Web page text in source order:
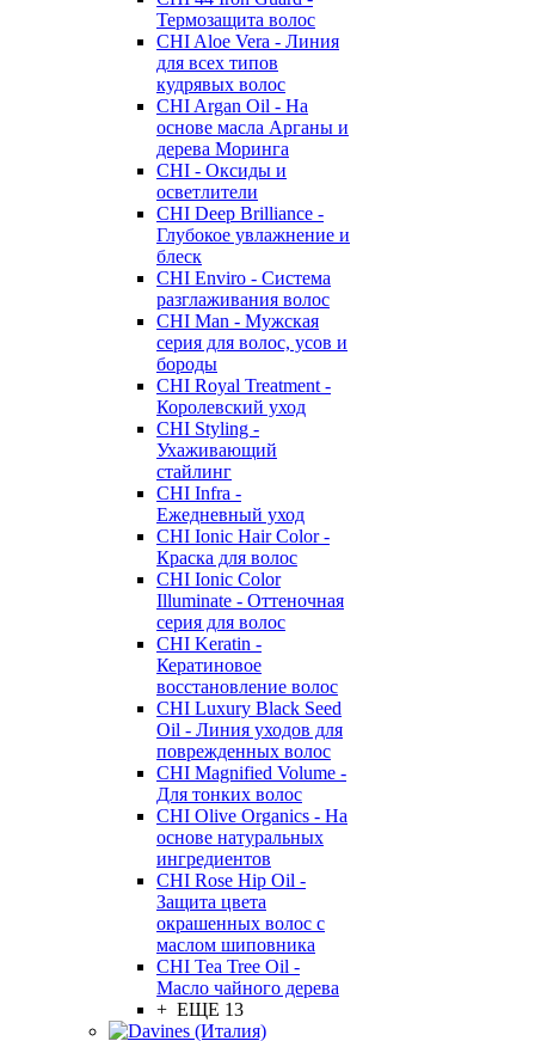
Термозащита волос
CHI Aloe Vera - Линия
для всех типов
кудрявых волос
CHI Argan Oil - На
основе масла Арганы и
дерева Моринга
CHI - Оксиды и
осветлители
CHI Deep Brilliance -
Глубокое увлажнение и
блеск
CHI Enviro - Система
разглаживания волос
CHI Man - Мужская
серия для волос, усов и
бороды
CHI Royal Treatment -
Королевский уход
CHI Styling -
Ухаживающий
стайлинг
CHI Infra -
Ежедневный уход
CHI Ionic Hair Color -
Краска для волос
CHI Ionic Color
Illuminate - Оттеночная
серия для волос
CHI Keratin -
Кератиновое
восстановление волос
CHI Luxury Black Seed
Oil - Линия уходов для
поврежденных волос
CHI Magnified Volume -
Для тонких волос
CHI Olive Organics - На
основе натуральных
ингредиентов
CHI Rose Hip Oil -
Защита цвета
окрашенных волос с
маслом шиповника
CHI Tea Tree Oil -
Масло чайного дерева
+ ЕЩЕ 13